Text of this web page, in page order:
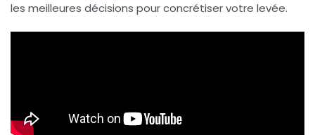
les meilleures décisions pour concrétiser votre levée.